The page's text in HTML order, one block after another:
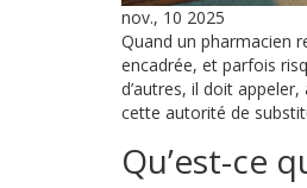
nov., 10 2025
Quand un pharmacien
encadrée, et parfois
d’autres, il doit
cette autorité de
Qu’est-ce